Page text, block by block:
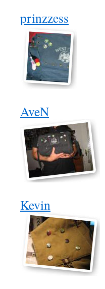
prinzzess
AveN
Kevin